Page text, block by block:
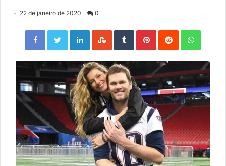
22 de janeiro de 2020 0
Facebook Twitter LinkedIn StumbleUpon Tumblr Pinterest Reddit